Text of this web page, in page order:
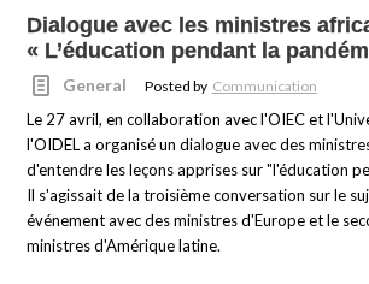
Dialogue avec les ministres
« L’éducation pendant la
General Posted by Communication
Le 27 avril, en collaboration avec l'OIEC et
l'OIDEL a organisé un dialogue avec des
d'entendre les leçons apprises sur "l'éducation
Il s'agissait de la troisième conversation sur le
événement avec des ministres d'Europe et le
ministres d'Amérique latine.